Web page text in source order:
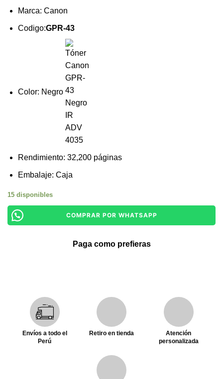
original
era:
S/568.50.
Marca: Canon
Codigo:GPR-43
Color: Negro
Rendimiento: 32,200 páginas
Embalaje: Caja
15 disponibles
COMPRAR POR WHATSAPP
Paga como prefieras
Envíos a todo el
Perú
Retiro en tienda
Atención
personalizada